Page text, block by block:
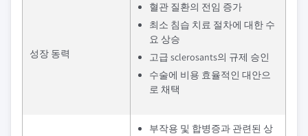
성장 동력
혈관 질환의 전임 증가
최소 침습 치료 절차에 대한 수
요 상승
고급 sclerosants의 규제 승인
수술에 비용 효율적인 대안으
로 채택
부작용 및 합병증과 관련된 상